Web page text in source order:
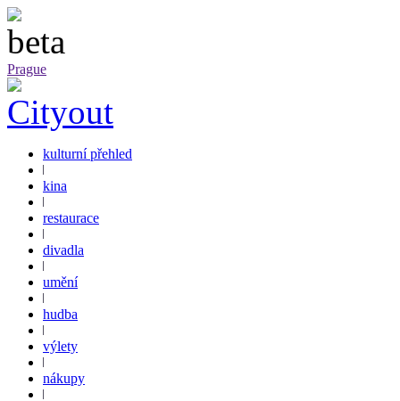
Prague
kulturní přehled
kina
restaurace
divadla
umění
hudba
výlety
nákupy